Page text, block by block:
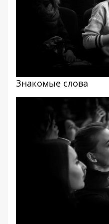
Знакомые слова